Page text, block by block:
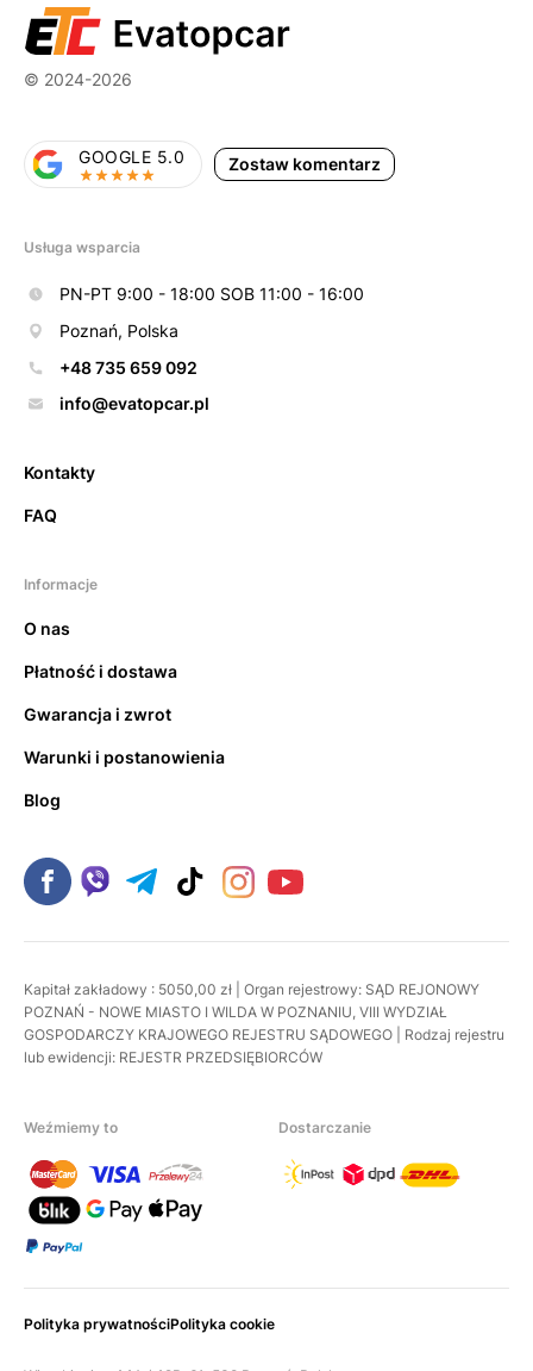
© 2024-2026
Zostaw komentarz
GOOGLE 5.0
Usługa wsparcia
PN-PT 9:00 - 18:00 SOB 11:00 - 16:00
Poznań, Polska
+48 735 659 092
info@evatopcar.pl
Kontakty
FAQ
Informacje
O nas
Płatność i dostawa
Gwarancja i zwrot
Warunki i postanowienia
Blog
Kapitał zakładowy : 5050,00 zł | Organ rejestrowy: SĄD REJONOWY
POZNAŃ - NOWE MIASTO I WILDA W POZNANIU, VIII WYDZIAŁ
GOSPODARCZY KRAJOWEGO REJESTRU SĄDOWEGO | Rodzaj rejestru
lub ewidencji: REJESTR PRZEDSIĘBIORCÓW
Weźmiemy to Dostarczanie
Polityka prywatnościPolityka cookie